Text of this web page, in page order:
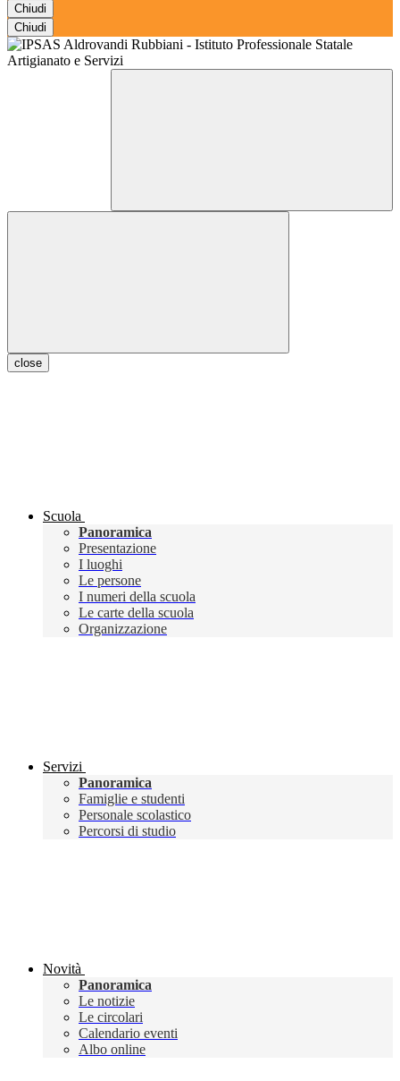
Chiudi
Chiudi
close
Scuola
Panoramica
Presentazione
I luoghi
Le persone
I numeri della scuola
Le carte della scuola
Organizzazione
Servizi
Panoramica
Famiglie e studenti
Personale scolastico
Percorsi di studio
Novità
Panoramica
Le notizie
Le circolari
Calendario eventi
Albo online